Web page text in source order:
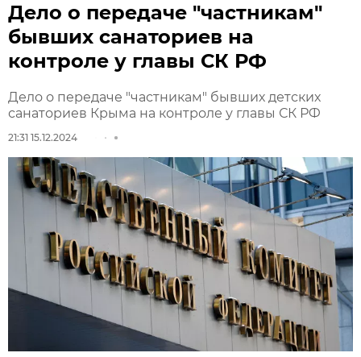
Дело о передаче "частникам"
бывших санаториев на
контроле у главы СК РФ
Дело о передаче "частникам" бывших детских
санаториев Крыма на контроле у главы СК РФ
21:31 15.12.2024